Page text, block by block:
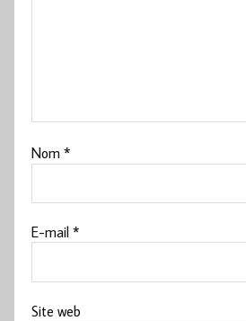
Nom*
E-mail*
Site web